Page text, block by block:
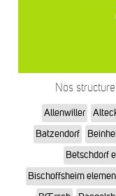
Nos
Allenwiller
Batzendorf
Betschdorf
Bischoffsheim